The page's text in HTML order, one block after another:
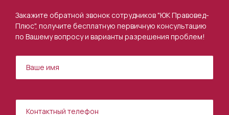
Закажите обратной звонок сотрудников "ЮК Правовед-
Плюс", получите бесплатную первичную консультацию
по Вашему вопросу и варианты разрешения проблем!